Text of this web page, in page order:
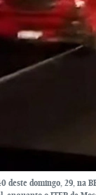
deste domingo, 29, na